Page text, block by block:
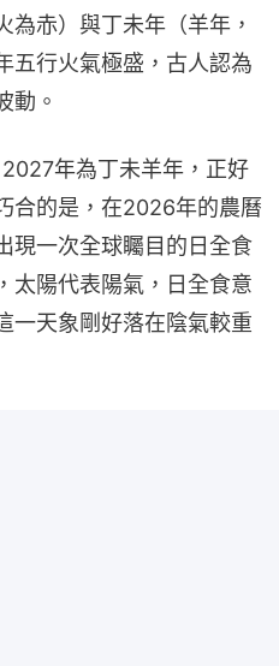
為赤）與丁未年（羊年，
五行火氣極盛，古人認為
動。
年為丁未羊年，正好
合的是，在2026年的農曆
現一次全球矚目的日全食
太陽代表陽氣，日全食意
一天象剛好落在陰氣較重